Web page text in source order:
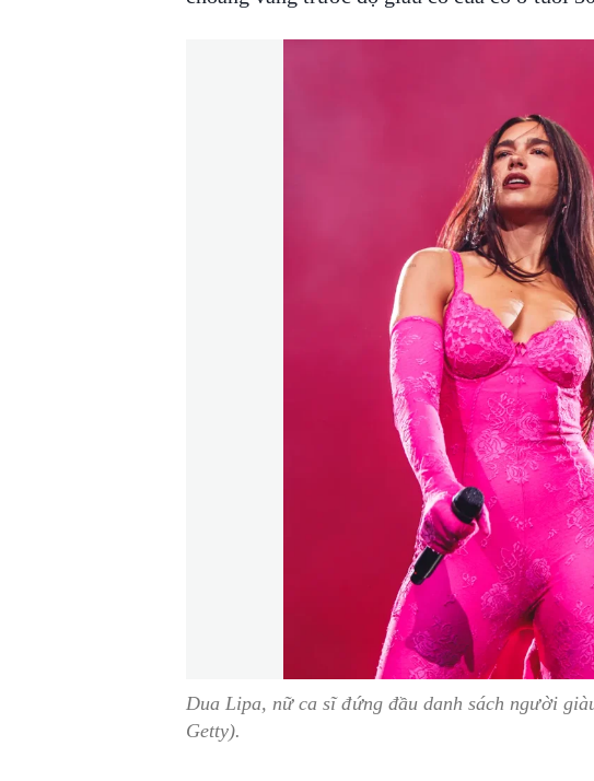
Dua Lipa, nữ ca sĩ đứng đầu danh sách người
Getty).